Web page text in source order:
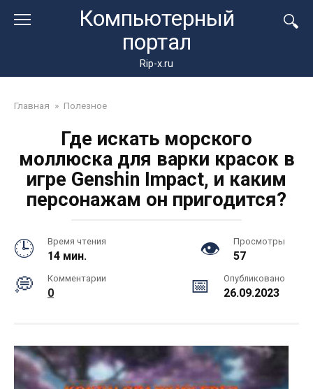
Компьютерный
портал
Rip-x.ru
Главная » Полезное
Где искать морского
моллюска для варки красок в
игре Genshin Impact, и каким
персонажам он пригодится?
Время чтения
14 мин.
Просмотры
57
Комментарии
0
Опубликовано
26.09.2023